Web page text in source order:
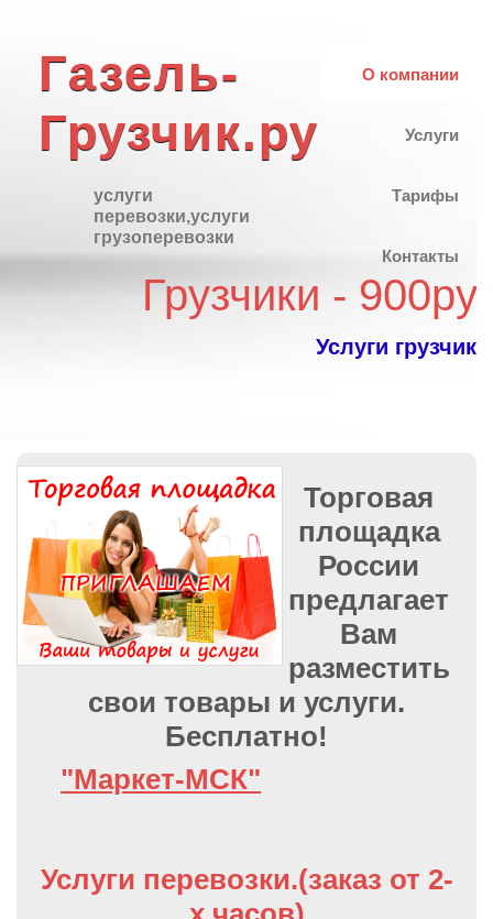
Грузчики -
Услуги
О компании
Услуги
Тарифы
Контакты
Газель-
Грузчик.ру
услуги
перевозки,услуги
грузоперевозки
Торговая
площадка
России
предлагает
Вам
разместить
свои товары и услуги.
Бесплатно!
"Маркет-МСК"
Услуги перевозки.(заказ от 2-